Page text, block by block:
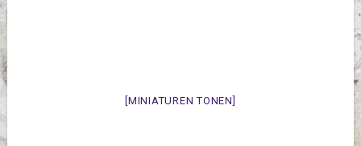
[MINIATUREN TONEN]